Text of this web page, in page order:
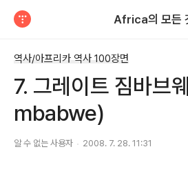
Africa의 모든
역사/아프리카 역사 100장면
7. 그레이트 짐바브
mbabwe)
알 수 없는 사용자 2008. 7. 28. 11:31